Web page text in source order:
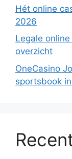
Hét online
2026
Legale
overzicht
OneCasino
sportsbook